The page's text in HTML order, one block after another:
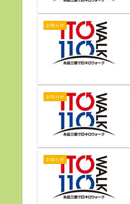
お知らせ
お知らせ
お知らせ